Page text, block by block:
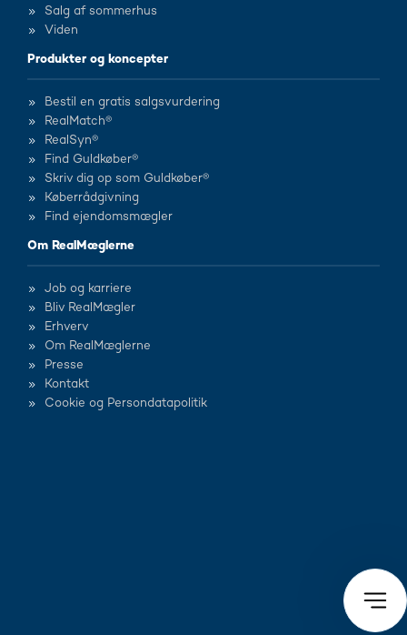
Salg af sommerhus
Viden
Produkter og koncepter
Bestil en gratis salgsvurdering
RealMatch®
RealSyn®
Find Guldkøber®
Skriv dig op som Guldkøber®
Køberrådgivning
Find ejendomsmægler
Om RealMæglerne
Job og karriere
Bliv RealMægler
Erhverv
Om RealMæglerne
Presse
Kontakt
Cookie og Persondatapolitik